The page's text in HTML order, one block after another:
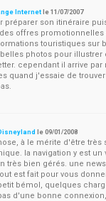
Internet le11/07/2007
préparer son itinéraire
offres promotionnelles
touristiques sur
photos pour illustrer
cependant il arrive
quand j'essaie de
le09/01/2008
à le mérite d'être très
la navigation y est un
très bien gérés. une
est fait pour vous
bémol, quelques
d'une bonne